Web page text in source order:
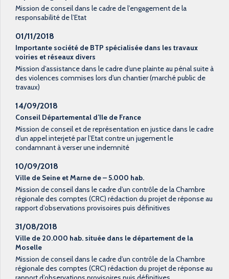
Mission de conseil dans le cadre de l’engagement de la
responsabilité de l’Etat
01/11/2018
Importante société de BTP spécialisée dans les travaux
voiries et réseaux divers
Mission d’assistance dans le cadre d’une plainte au pénal suite à
des violences commises lors d’un chantier (marché public de
travaux)
14/09/2018
Conseil Départemental d’Ile de France
Mission de conseil et de représentation en justice dans le cadre
d’un appel interjeté par l’Etat contre un jugement le
condamnant à verser une indemnité
10/09/2018
Ville de Seine et Marne de – 5.000 hab.
Mission de conseil dans le cadre d’un contrôle de la Chambre
régionale des comptes (CRC) rédaction du projet de réponse au
rapport d’observations provisoires puis définitives
31/08/2018
Ville de 20.000 hab. située dans le département de la
Moselle
Mission de conseil dans le cadre d’un contrôle de la Chambre
régionale des comptes (CRC) rédaction du projet de réponse au